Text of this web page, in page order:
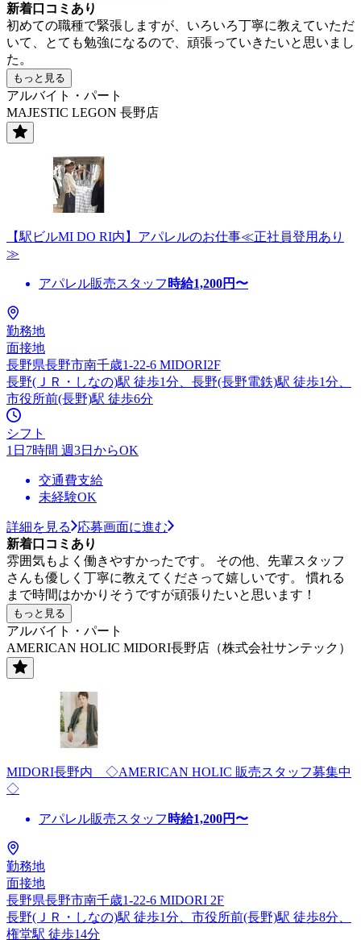
新着口コミあり
初めての職種で緊張しますが、いろいろ丁寧に教えていただ
いて、とても勉強になるので、頑張っていきたいと思いまし
た。
もっと見る
アルバイト・パート
MAJESTIC LEGON 長野店
【駅ビルMI DO RI内】アパレルのお仕事≪正社員登用あり
≫
アパレル販売スタッフ 時給1,200円〜
勤務地
面接地
長野県長野市南千歳1-22-6 MIDORI2F
長野(ＪＲ・しなの)駅 徒歩1分、長野(長野電鉄)駅 徒歩1分、
市役所前(長野)駅 徒歩6分
シフト
1日7時間 週3日からOK
交通費支給
未経験OK
詳細を見る
応募画面に進む
新着口コミあり
雰囲気もよく働きやすかったです。 その他、先輩スタッフ
さんも優しく丁寧に教えてくださって嬉しいです。 慣れる
まで時間はかかりそうですが頑張りたいと思います！
もっと見る
アルバイト・パート
AMERICAN HOLIC MIDORI長野店（株式会社サンテック）
MIDORI長野内 ◇AMERICAN HOLIC 販売スタッフ募集中
◇
アパレル販売スタッフ 時給1,200円〜
勤務地
面接地
長野県長野市南千歳1-22-6 MIDORI 2F
長野(ＪＲ・しなの)駅 徒歩1分、市役所前(長野)駅 徒歩8分、
権堂駅 徒歩14分